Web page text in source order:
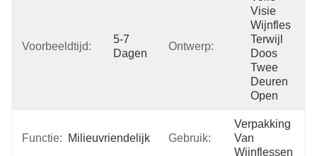
Voorbeeldtijd:
5-7
Dagen
Ontwerp:
Visie
Wijnfles
Terwijl
Doos
Twee
Deuren
Open
Functie: Milieuvriendelijk Gebruik:
Verpakking
Van
Wijnflessen